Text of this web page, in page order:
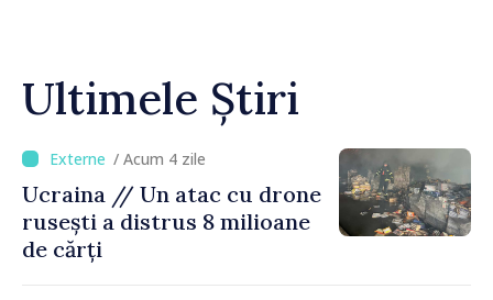
Ultimele Știri
/ Acum 4 zile
Ucraina // Un atac cu drone
rusești a distrus 8 milioane
de cărți